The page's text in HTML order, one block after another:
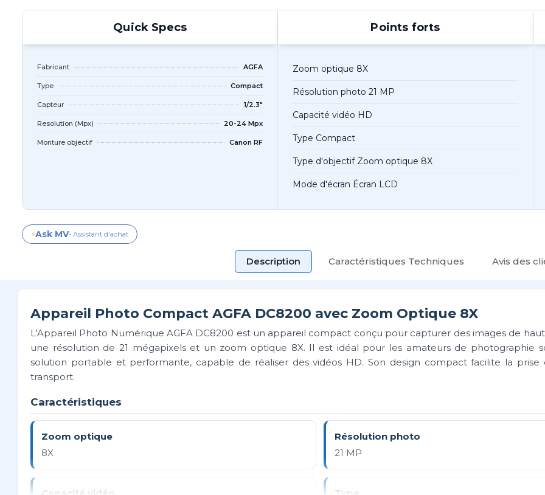
Quick Specs
Fabricant AGFA
Type Compact
Capteur 1/2.3"
Resolution (Mpx) 20-24 Mpx
Monture objectif Canon RF
Points forts
Zoom optique 8X
Résolution photo 21 MP
Capacité vidéo HD
Type Compact
Type d'objectif Zoom optique 8X
Mode d'écran Écran LCD
⚡Ask MV- Assistant d'achat
Description Caractéristiques Techniques Avis des
Appareil Photo Compact AGFA DC8200 avec Zoom Optique 8X
L'Appareil Photo Numérique AGFA DC8200 est un appareil compact conçu pour capturer des images de
une résolution de 21 mégapixels et un zoom optique 8X. Il est idéal pour les amateurs de photographie
solution portable et performante, capable de réaliser des vidéos HD. Son design compact facilite la
transport.
Caractéristiques
Zoom optique
8X
Résolution photo
21 MP